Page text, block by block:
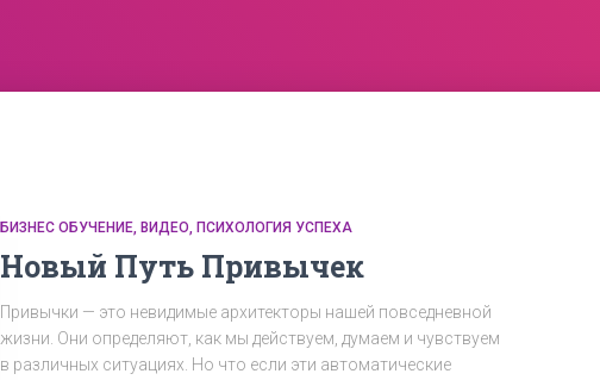
БИЗНЕС ОБУЧЕНИЕ ВИДЕО ПСИХОЛОГИЯ УСПЕХА
Новый Путь Привычек
Привычки — это невидимые архитекторы нашей повседневной
жизни. Они определяют, как мы действуем, думаем и чувствуем
в различных ситуациях. Но что если эти автоматические